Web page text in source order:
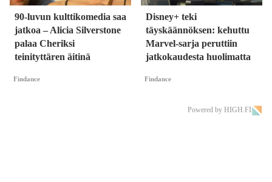
90-luvun kulttikomedia saa
jatkoa – Alicia Silverstone
palaa Cheriksi
teinityttären äitinä
Findance
Disney+ teki
täyskäännöksen: kehuttu
Marvel-sarja peruttiin
jatkokaudesta huolimatta
Findance
Powered by HIGH.FI